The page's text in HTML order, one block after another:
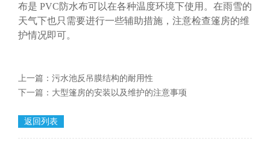
布是 PVC防水布可以在各种温度环境下使用。在雨雪的
天气下也只需要进行一些辅助措施，注意检查篷房的维
护情况即可。
上一篇： 污水池反吊膜结构的耐用性
下一篇： 大型篷房的安装以及维护的注意事项
返回列表